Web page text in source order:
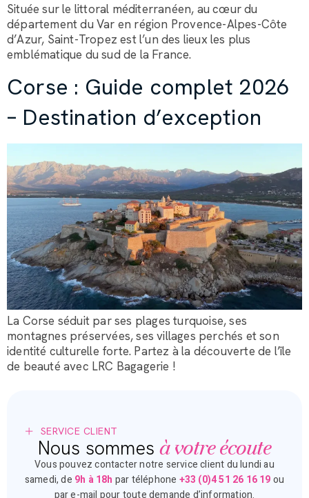
Située sur le littoral méditerranéen, au cœur du
département du Var en région Provence-Alpes-Côte
d’Azur, Saint-Tropez est l’un des lieux les plus
emblématique du sud de la France.
Corse : Guide complet 2026
– Destination d’exception
La Corse séduit par ses plages turquoise, ses
montagnes préservées, ses villages perchés et son
identité culturelle forte. Partez à la découverte de l’île
de beauté avec LRC Bagagerie !
SERVICE CLIENT
Nous sommes à votre écoute
Vous pouvez contacter notre service client du lundi au
samedi, de 9h à 18h par téléphone +33 (0)4 51 26 16 19ou